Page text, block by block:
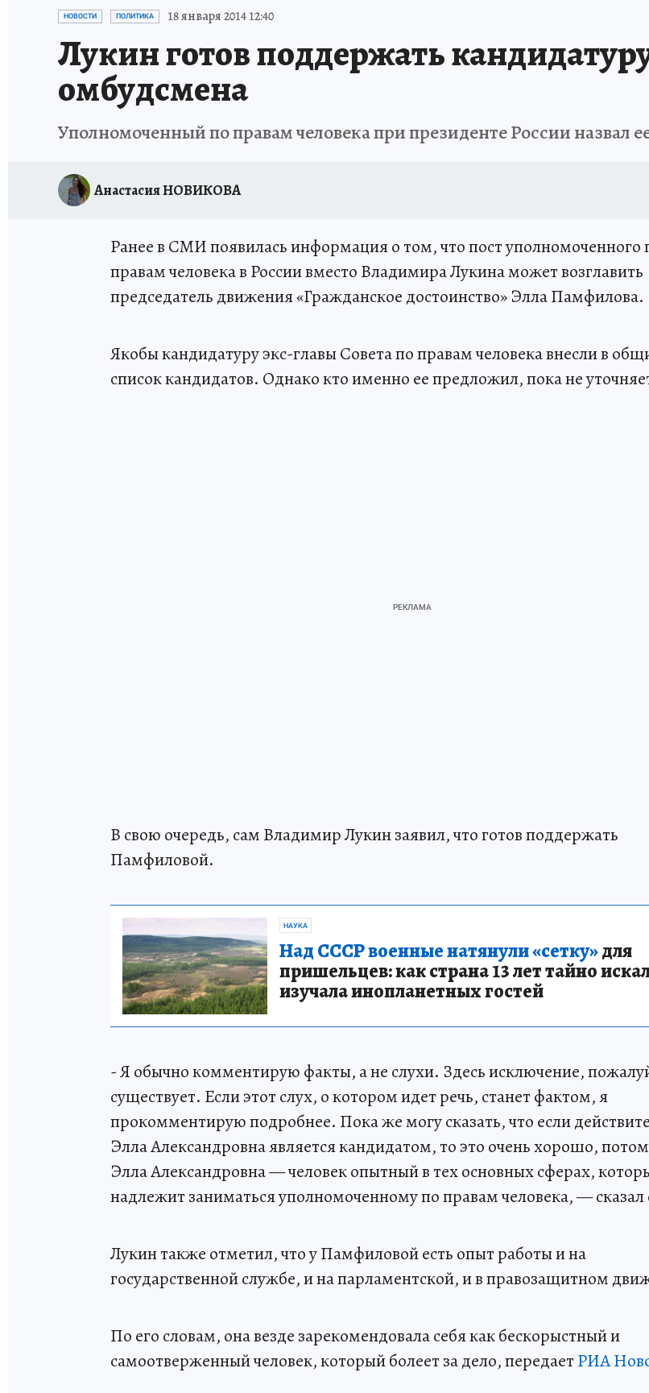
ИСПЫТАНО НА СЕБЕ
НОВОСТИ ПОЛИТИКА 18 января 2014 12:40
Лукин готов поддержать
омбудсмена
Уполномоченный по правам человека при президенте России назвал
Анастасия НОВИКОВА
Ранее в СМИ появилась информация о том, что пост уполномоченного
правам человека в России вместо Владимира Лукина может возглавить
председатель движения «Гражданское достоинство» Элла Памфилова.
Якобы кандидатуру экс-главы Совета по правам человека внесли в
список кандидатов. Однако кто именно ее предложил, пока не
В свою очередь, сам Владимир Лукин заявил, что готов поддержать
Памфиловой.
НАУКА
Над СССР военные натянули «сетку»для
пришельцев: как страна 13 лет тайно
изучала инопланетных гостей
- Я обычно комментирую факты, а не слухи. Здесь исключение,
существует. Если этот слух, о котором идет речь, станет фактом, я
прокомментирую подробнее. Пока же могу сказать, что если
Элла Александровна является кандидатом, то это очень хорошо,
Элла Александровна — человек опытный в тех основных сферах,
надлежит заниматься уполномоченному по правам человека, — сказал
Лукин также отметил, что у Памфиловой есть опыт работы и на
государственной службе, и на парламентской, и в правозащитном
По его словам, она везде зарекомендовала себя как бескорыстный и
самоотверженный человек, который болеет за дело, передаетРИА